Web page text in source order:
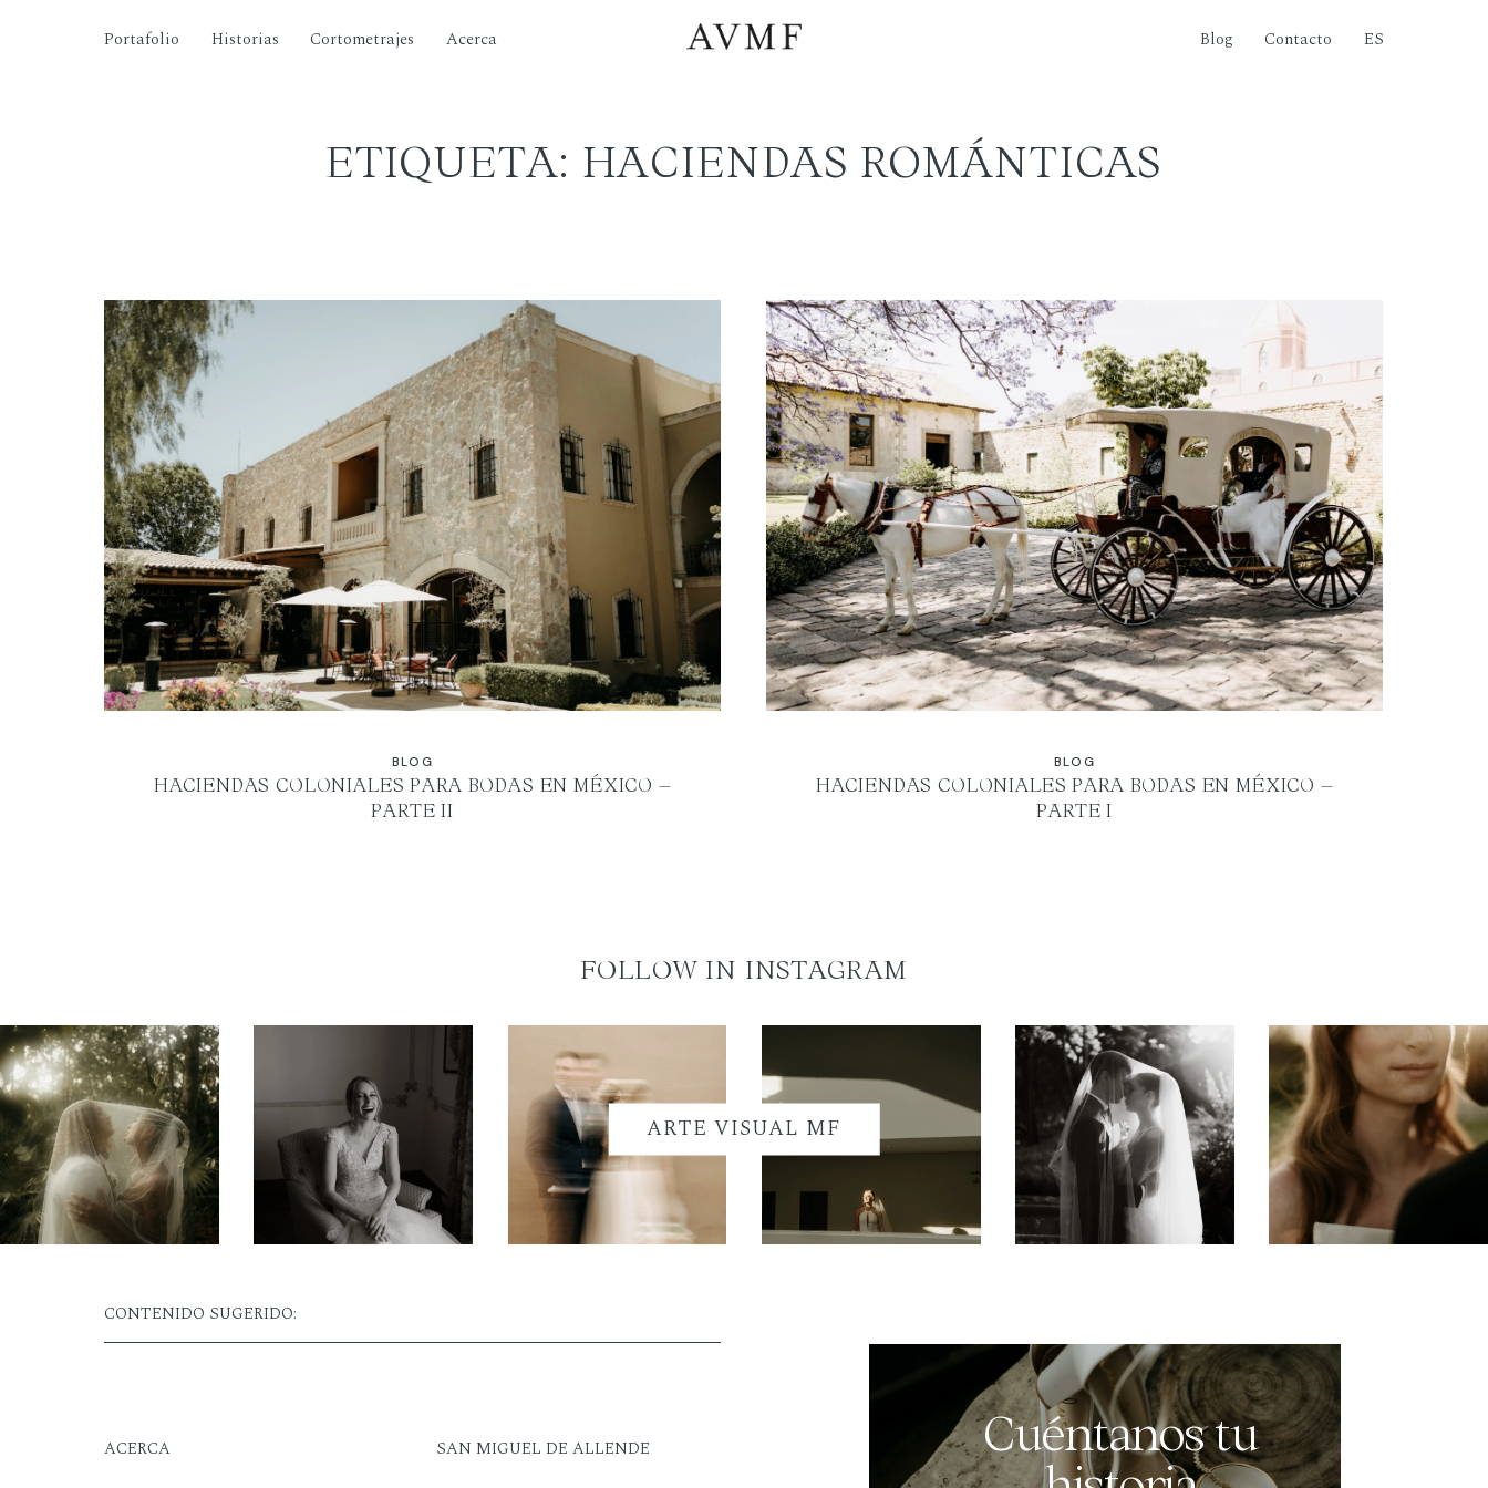
Portafolio Historias Cortometrajes Acerca Blog Contacto ES
ETIQUETA: HACIENDAS ROMÁNTICAS
BLOG
HACIENDAS COLONIALES PARA BODAS EN MÉXICO –
PARTE II
BLOG
HACIENDAS COLONIALES PARA BODAS EN MÉXICO –
PARTE I
FOLLOW IN INSTAGRAM
ARTE VISUAL MF
CONTENIDO SUGERIDO:
Cuéntanos tu
ACERCA SAN MIGUEL DE ALLENDE